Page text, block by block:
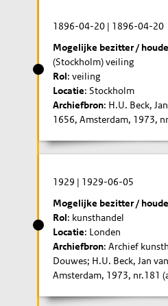
1896-04-20 | 1896-04-20
Mogelijke bezitter /
(Stockholm) veiling
Rol: veiling
Locatie: Stockholm
Archiefbron: H.U. Beck,
1656, Amsterdam, 1973,
1929 | 1929-06-05
Mogelijke bezitter /
Rol: kunsthandel
Locatie: Londen
Archiefbron: Archief
Douwes; H.U. Beck, Jan
Amsterdam, 1973, nr.181